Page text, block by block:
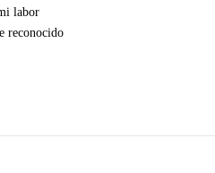
labor
reconocido